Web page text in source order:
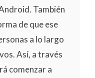
También
de que ese
a lo largo
Así, a través
comenzar a